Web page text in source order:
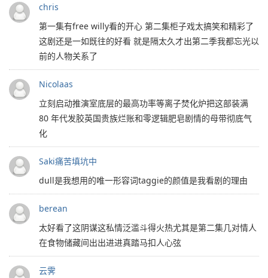
chris
第一集有free willy看的开心 第二集柜子戏太搞笑和精彩了
这剧还是一如既往的好看 就是隔太久才出第二季我都忘光以
前的人物关系了
Nicolaas
立刻启动推演室底层的最高功率等离子焚化炉把这部装满
80 年代发胶英国贵族烂账和零逻辑肥皂剧情的母带彻底气
化
Saki痛苦填坑中
dull是我想用的唯一形容词taggie的颜值是我看剧的理由
berean
太好看了这阴谋这私情泛滥斗得火热尤其是第二集几对情人
在食物储藏间出出进进真踏马扣人心弦
云霁